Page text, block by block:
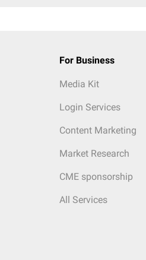
For Business
Media Kit
Login Services
Content Marketing
Market Research
CME sponsorship
All Services